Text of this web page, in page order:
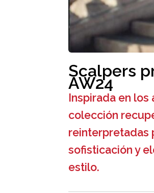
Scalpers
AW24
Inspirada en
colección
reinterpretadas
sofisticación y
estilo.